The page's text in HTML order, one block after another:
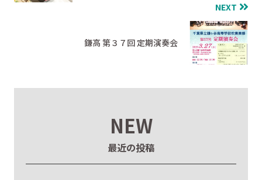
NEXT
鎌高 第３７回 定期演奏会
NEW
最近の投稿